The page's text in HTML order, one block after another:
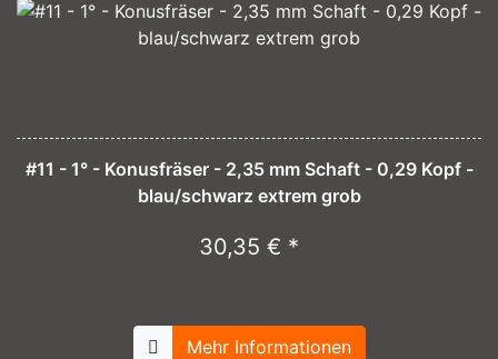
#11 - 1° - Konusfräser - 2,35 mm Schaft - 0,29 Kopf -
blau/schwarz extrem grob
30,35 € *
Mehr Informationen